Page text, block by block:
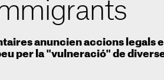
anuncien accions legals
per la "vulneració" de